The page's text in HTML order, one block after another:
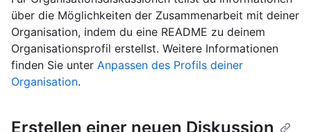
über die Möglichkeiten der Zusammenarbeit mit deiner
Organisation, indem du eine README zu deinem
Organisationsprofil erstellst. Weitere Informationen
finden Sie unter Anpassen des Profils deiner
Organisation.
Erstellen einer neuen Diskussion